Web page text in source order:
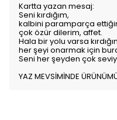
Kartta yazan mesaj:
Seni kırdığım,
kalbini paramparça
çok özür dilerim, affet.
Hala bir yolu varsa
her şeyi onarmak için
Seni her şeyden çok
YAZ MEVSİMİNDE